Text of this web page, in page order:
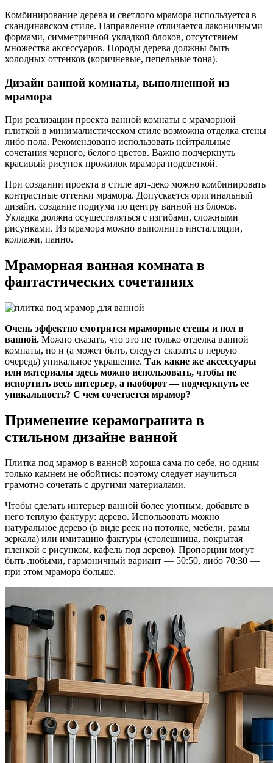
Комбинирование дерева и светлого мрамора используется в
скандинавском стиле. Направление отличается лаконичными
формами, симметричной укладкой блоков, отсутствием
множества аксессуаров. Породы дерева должны быть
холодных оттенков (коричневые, пепельные тона).
Дизайн ванной комнаты, выполненной из
мрамора
При реализации проекта ванной комнаты с мраморной
плиткой в минималистическом стиле возможна отделка стены
либо пола. Рекомендовано использовать нейтральные
сочетания черного, белого цветов. Важно подчеркнуть
красивый рисунок прожилок мрамора подсветкой.
При создании проекта в стиле арт-деко можно комбинировать
контрастные оттенки мрамора. Допускается оригинальный
дизайн, создание подиума по центру ванной из блоков.
Укладка должна осуществляться с изгибами, сложными
рисунками. Из мрамора можно выполнить инсталляции,
коллажи, панно.
Мраморная ванная комната в
фантастических сочетаниях
Очень эффектно смотрятся мраморные стены и пол в
ванной. Можно сказать, что это не только отделка ванной
комнаты, но и (а может быть, следует сказать: в первую
очередь) уникальное украшение. Так какие же аксессуары
или материалы здесь можно использовать, чтобы не
испортить весь интерьер, а наоборот — подчеркнуть ее
уникальность? С чем сочетается мрамор?
Применение керамогранита в
стильном дизайне ванной
Плитка под мрамор в ванной хороша сама по себе, но одним
только камнем не обойтись: поэтому следует научиться
грамотно сочетать с другими материалами.
Чтобы сделать интерьер ванной более уютным, добавьте в
него теплую фактуру: дерево. Использовать можно
натуральное дерево (в виде реек на потолке, мебели, рамы
зеркала) или имитацию фактуры (столешница, покрытая
пленкой с рисунком, кафель под дерево). Пропорции могут
быть любыми, гармоничный вариант — 50:50, либо 70:30 —
при этом мрамора больше.